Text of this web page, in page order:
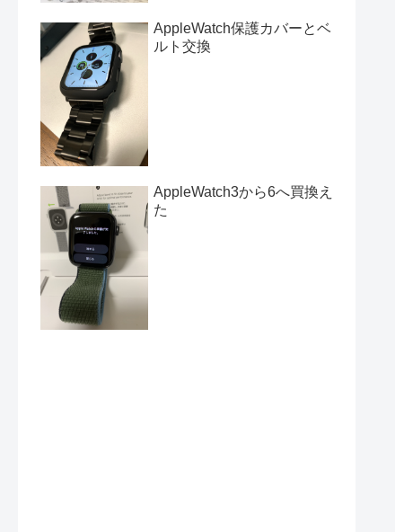
AppleWatch保護カバーとベ
ルト交換
AppleWatch3から6へ買換え
た